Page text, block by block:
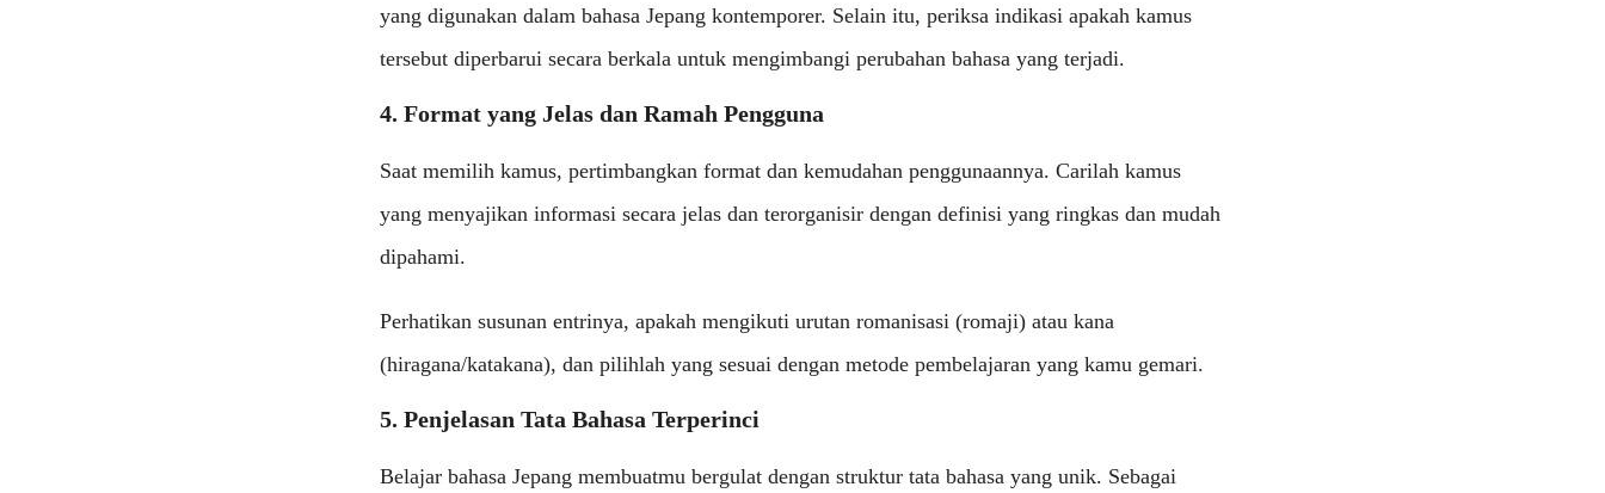
yang digunakan dalam bahasa Jepang kontemporer. Selain itu, periksa indikasi apakah kamus
tersebut diperbarui secara berkala untuk mengimbangi perubahan bahasa yang terjadi.
4. Format yang Jelas dan Ramah Pengguna
Saat memilih kamus, pertimbangkan format dan kemudahan penggunaannya. Carilah kamus
yang menyajikan informasi secara jelas dan terorganisir dengan definisi yang ringkas dan mudah
dipahami.
Perhatikan susunan entrinya, apakah mengikuti urutan romanisasi (romaji) atau kana
(hiragana/katakana), dan pilihlah yang sesuai dengan metode pembelajaran yang kamu gemari.
5. Penjelasan Tata Bahasa Terperinci
Belajar bahasa Jepang membuatmu bergulat dengan struktur tata bahasa yang unik. Sebagai